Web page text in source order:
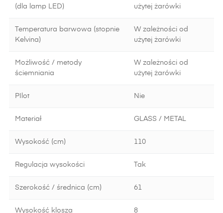
(dla lamp LED)
użytej żarówki
Temperatura barwowa (stopnie
Kelvina)
W zależności od
użytej żarówki
Możliwość / metody
ściemniania
W zależności od
użytej żarówki
PIlot Nie
Materiał GLASS / METAL
Wysokość (cm) 110
Regulacja wysokości Tak
Szerokość / średnica (cm) 61
Wysokość klosza 8